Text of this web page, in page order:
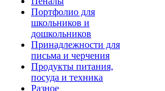
Портфолио для
школьников и
дошкольников
Принадлежности для
письма и черчения
Продукты питания,
посуда и техника
Разное